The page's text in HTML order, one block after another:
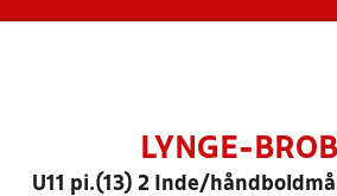
LYNGE-
U11 pi.(13) 2 Inde/